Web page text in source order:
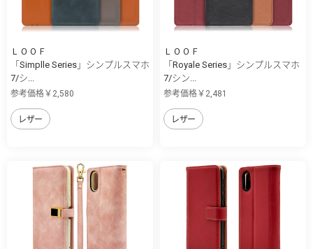
ＬＯＯＦ
「Simplle Series」シンプルスマホ
7/シ...
参考価格￥2,580
レザー
ＬＯＯＦ
「Royale Series」シンプルスマホ
7/シン...
参考価格￥2,481
レザー